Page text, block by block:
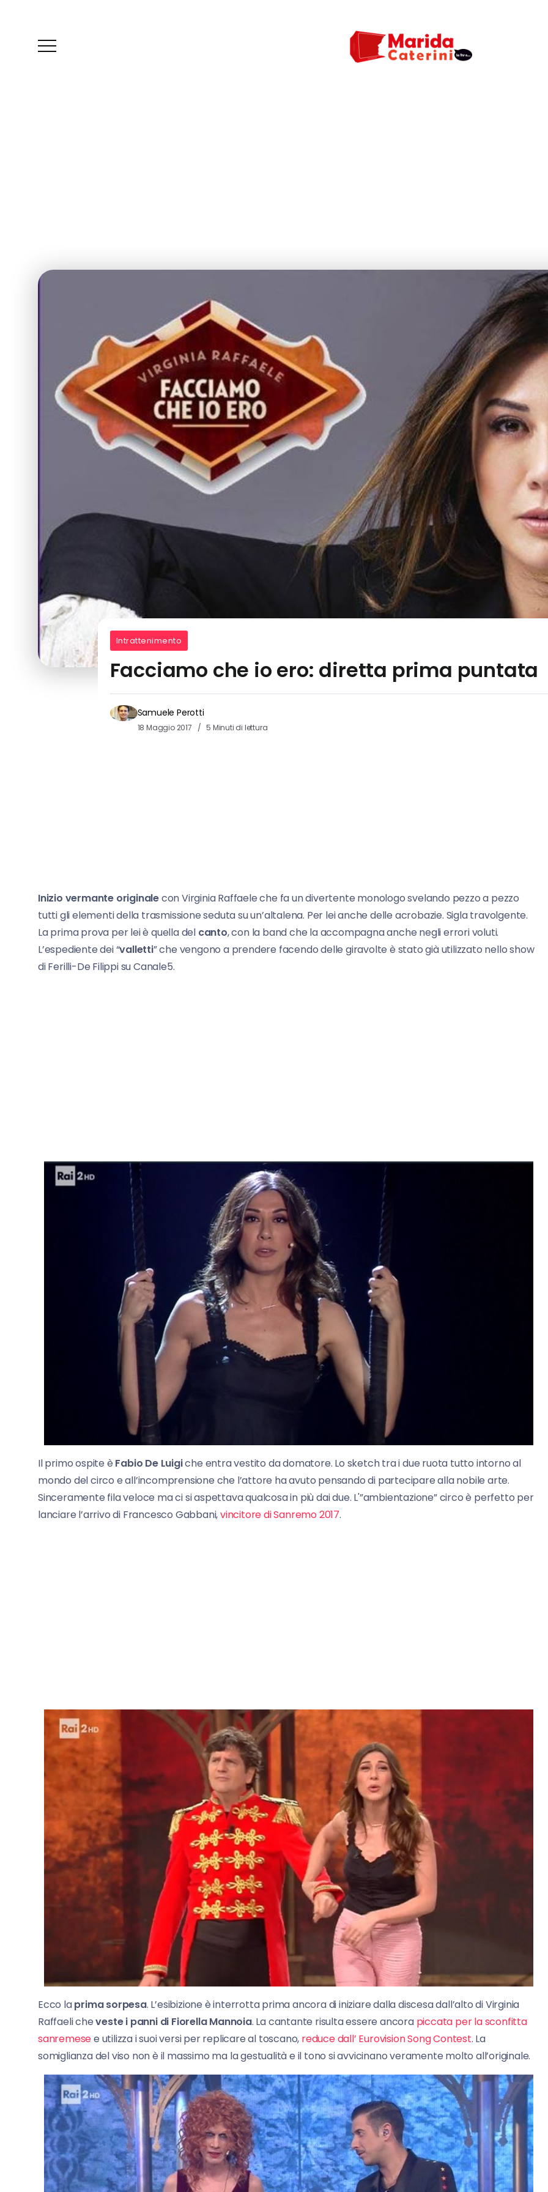
Intrattenimento
Facciamo che io ero: diretta prima puntata
Samuele Perotti
18 Maggio 2017 5 Minuti di lettura
Inizio vermante originalecon Virginia Raffaele che fa un divertente monologo svelando pezzo a pezzo
tutti gli elementi della trasmissione seduta su un’altalena. Per lei anche delle acrobazie. Sigla travolgente.
La prima prova per lei è quella del canto, con la band che la accompagna anche negli errori voluti.
L’espediente dei “valletti” che vengono a prendere facendo delle giravolte è stato già utilizzato nello show
di Ferilli-De Filippi su Canale5.
Il primo ospite è Fabio De Luigiche entra vestito da domatore. Lo sketch tra i due ruota tutto intorno al
mondo del circo e all’incomprensione che l’attore ha avuto pensando di partecipare alla nobile arte.
Sinceramente fila veloce ma ci si aspettava qualcosa in più dai due. L'”ambientazione” circo è perfetto per
lanciare l’arrivo di Francesco Gabbani,vincitore di Sanremo 2017.
Ecco laprima sorpesa. L’esibizione è interrotta prima ancora di iniziare dalla discesa dall’alto di Virginia
Raffaeli cheveste i panni di Fiorella Mannoia. La cantante risulta essere ancora piccata per la sconfitta
sanremesee utilizza i suoi versi per replicare al toscano, reduce dall’ Eurovision Song Contest. La
somiglianza del viso non è il massimo ma la gestualità e il tono si avvicinano veramente molto all’originale.